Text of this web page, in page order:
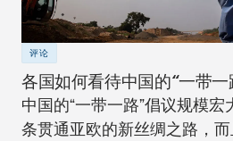
评论
各国如何看待中国的“一带一
中国的“一带一路”倡议规模
条贯通亚欧的新丝绸之路，